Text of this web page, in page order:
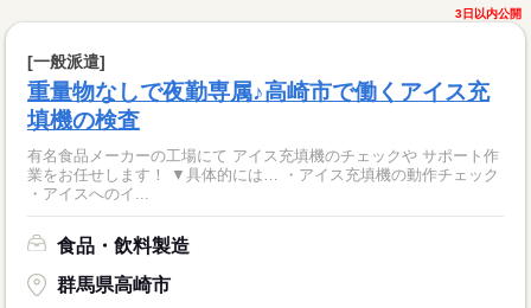
3日以内公開
[一般派遣]
重量物なしで夜勤専属♪高崎市で働くアイス充
填機の検査
有名食品メーカーの工場にて アイス充填機のチェックや サポート作
業をお任せします！ ▼具体的には… ・アイス充填機の動作チェック
・アイスへのイ...
食品・飲料製造
群馬県高崎市